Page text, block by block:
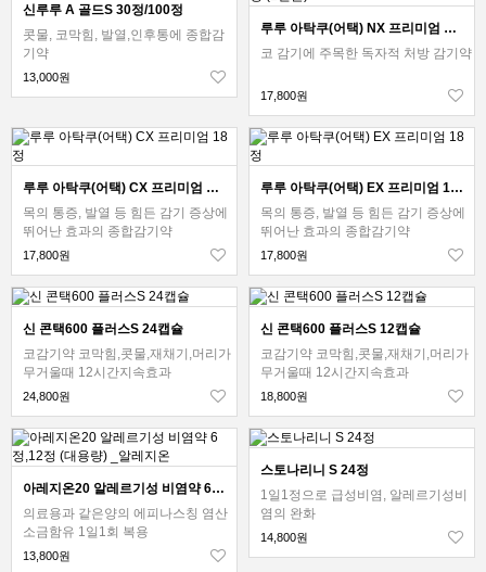
신루루 A 골드S 30정/100정
콧물, 코막힘, 발열,인후통에 종합감
기약
13,000원
루루 아탁쿠(어택) NX 프리미엄 12정 (2일분)
코 감기에 주목한 독자적 처방 감기약
17,800원
루루 아탁쿠(어택) CX 프리미엄 18정
목의 통증, 발열 등 힘든 감기 증상에
뛰어난 효과의 종합감기약
17,800원
루루 아탁쿠(어택) EX 프리미엄 18정
목의 통증, 발열 등 힘든 감기 증상에
뛰어난 효과의 종합감기약
17,800원
신 콘택600 플러스S 24캡슐
코감기약 코막힘,콧물,재채기,머리가
무거울때 12시간지속효과
24,800원
신 콘택600 플러스S 12캡슐
코감기약 코막힘,콧물,재채기,머리가
무거울때 12시간지속효과
18,800원
아레지온20 알레르기성 비염약 6정,12정 (대용량) _알레지온
의료용과 같은양의 에피나스칭 염산
소금함유 1일1회 복용
13,800원
스토나리니 S 24정
1일1정으로 급성비염, 알레르기성비
염의 완화
14,800원